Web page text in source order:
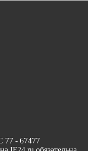
77 - 67477